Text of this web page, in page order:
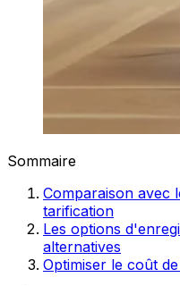
Sommaire
Comparaison avec
tarification
Les options
alternatives
Optimiser le coût